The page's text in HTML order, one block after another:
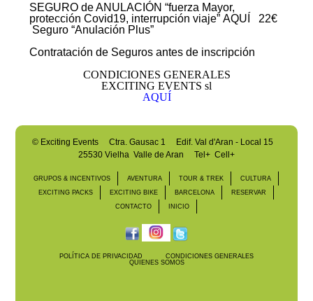
SEGURO de ANULACIÓN “fuerza Mayor,
protección Covid19, interrupción viaje”AQUÍ
22€
Seguro “Anulación Plus”
Contratación de Seguros antes de inscripción
CONDICIONES GENERALES
EXCITING EVENTS sl
AQUÍ
©Exciting Events Ctra. Gausac 1 Edif. Val d'Aran - Local 15
25530 Vielha Valle de Aran
Tel+ Cell+
GRUPOS & INCENTIVOS AVENTURA TOUR & TREK
CULTURA
EXCITING PACKS
EXCITING BIKE BARCELONA
RESERVAR
CONTACTO
INICIO
POLÍTICA DE PRIVACIDAD
CONDICIONES GENERALES
QUIENES SOMOS